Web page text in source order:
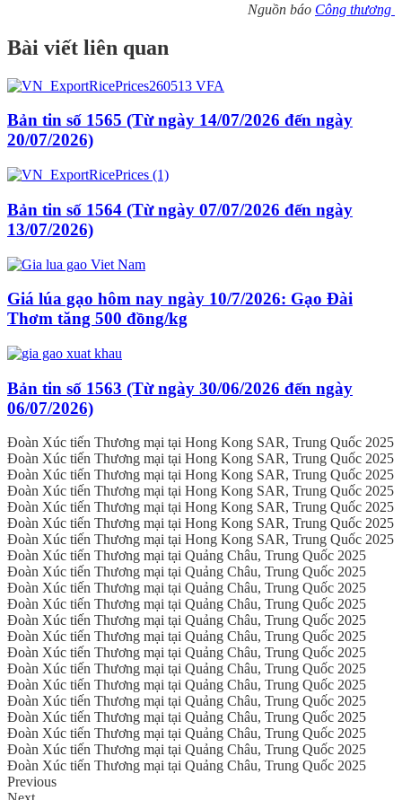
Nguồn báo Công thương
Bài viết liên quan
Bản tin số 1565 (Từ ngày 14/07/2026 đến ngày
20/07/2026)
Bản tin số 1564 (Từ ngày 07/07/2026 đến ngày
13/07/2026)
Giá lúa gạo hôm nay ngày 10/7/2026: Gạo Đài
Thơm tăng 500 đồng/kg
Bản tin số 1563 (Từ ngày 30/06/2026 đến ngày
06/07/2026)
Đoàn Xúc tiến Thương mại tại Hong Kong SAR, Trung Quốc 2025
Đoàn Xúc tiến Thương mại tại Hong Kong SAR, Trung Quốc 2025
Đoàn Xúc tiến Thương mại tại Hong Kong SAR, Trung Quốc 2025
Đoàn Xúc tiến Thương mại tại Hong Kong SAR, Trung Quốc 2025
Đoàn Xúc tiến Thương mại tại Hong Kong SAR, Trung Quốc 2025
Đoàn Xúc tiến Thương mại tại Hong Kong SAR, Trung Quốc 2025
Đoàn Xúc tiến Thương mại tại Hong Kong SAR, Trung Quốc 2025
Đoàn Xúc tiến Thương mại tại Quảng Châu, Trung Quốc 2025
Đoàn Xúc tiến Thương mại tại Quảng Châu, Trung Quốc 2025
Đoàn Xúc tiến Thương mại tại Quảng Châu, Trung Quốc 2025
Đoàn Xúc tiến Thương mại tại Quảng Châu, Trung Quốc 2025
Đoàn Xúc tiến Thương mại tại Quảng Châu, Trung Quốc 2025
Đoàn Xúc tiến Thương mại tại Quảng Châu, Trung Quốc 2025
Đoàn Xúc tiến Thương mại tại Quảng Châu, Trung Quốc 2025
Đoàn Xúc tiến Thương mại tại Quảng Châu, Trung Quốc 2025
Đoàn Xúc tiến Thương mại tại Quảng Châu, Trung Quốc 2025
Đoàn Xúc tiến Thương mại tại Quảng Châu, Trung Quốc 2025
Đoàn Xúc tiến Thương mại tại Quảng Châu, Trung Quốc 2025
Đoàn Xúc tiến Thương mại tại Quảng Châu, Trung Quốc 2025
Đoàn Xúc tiến Thương mại tại Quảng Châu, Trung Quốc 2025
Đoàn Xúc tiến Thương mại tại Quảng Châu, Trung Quốc 2025
Previous